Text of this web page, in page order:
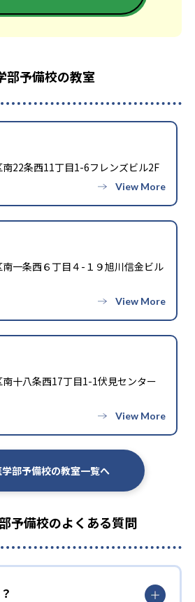
札幌医科大学 -
東北大学 -
福島県立医科大学 -
- 金沢大学 -
名古屋市立大学 -
奈良県立医科大学 -
神戸大学 -
徳島大学 -
部予備校の教室
22条西11丁目1-6フレンズビル2F
一条西６丁目４-１９旭川信金ビル
十八条西17丁目1-1伏見センター
学部予備校の教室一覧へ
予備校のよくある質問